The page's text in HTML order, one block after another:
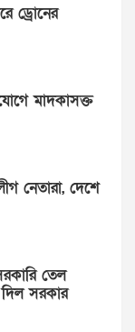
ড্রোনের
মাদকাসক্ত
নেতারা, দেশে
তেল
দিল সরকার